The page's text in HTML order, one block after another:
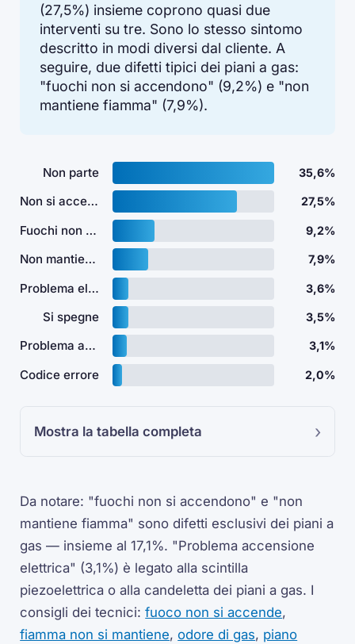
(27,5%) insieme coprono quasi due
interventi su tre. Sono lo stesso sintomo
descritto in modi diversi dal cliente. A
seguire, due difetti tipici dei piani a gas:
"fuochi non si accendono" (9,2%) e "non
mantiene fiamma" (7,9%).
Non parte 35,6%
Non si accende 27,5%
Fuochi non si accendono 9,2%
Non mantiene fiamma 7,9%
Problema elettrico 3,6%
Si spegne 3,5%
Problema accensione elettrica 3,1%
Codice errore 2,0%
Mostra la tabella completa
Da notare: "fuochi non si accendono" e "non
mantiene fiamma" sono difetti esclusivi dei piani a
gas — insieme al 17,1%. "Problema accensione
elettrica" (3,1%) è legato alla scintilla
piezoelettrica o alla candeletta dei piani a gas. I
consigli dei tecnici:fuoco non si accende,
fiamma non si mantiene,odore di gas, piano